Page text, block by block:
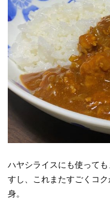
ハヤシライスにも使って
すし、これまたすごくコ
身。